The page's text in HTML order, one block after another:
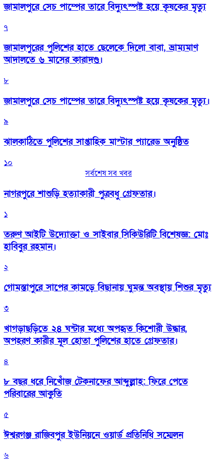
জামালপুরে সেচ পাম্পের তারে বিদ্যুৎস্পষ্ট হয়ে কৃষকের মৃত্যু
৭
জামালপুরের পুলিশের হাতে ছেলেকে দিলো বাবা, ভ্রাম্যমাণ
আদালতে ৬ মাসের কারাদণ্ড।
৮
জামালপুরে সেচ পাম্পের তারে বিদ্যুৎস্পষ্ট হয়ে কৃষকের মৃত্যু।
৯
‎ঝালকাঠিতে পুলিশের সাপ্তাহিক মাস্টার প্যারেড অনুষ্ঠিত
১০
সর্বশেষ সব খবর
নাগরপুরে শাশুড়ি হত্যাকারী পুত্রবধু গ্রেফতার।
১
তরুণ আইটি উদ্যোক্তা ও সাইবার সিকিউরিটি বিশেষজ্ঞ: মোঃ
হাবিবুর রহমান।
২
গোমস্তাপুরে সাপের কামড়ে বিছানায় ঘুমন্ত অবস্থায় শিশুর মৃত্যু
৩
খাগড়াছড়িতে ২৪ ঘন্টার মধ্যে অপহৃত কিশোরী উদ্ধার,
অপহরণ কারীর মূল হোতা পুলিশের হাতে গ্রেফতার।
৪
৮ বছর ধরে নিখোঁজ টেকনাফের আব্দুল্লাহ: ফিরে পেতে
পরিবারের আকুতি
৫
ঈশ্বরগঞ্জ রাজিবপুর ইউনিয়নে ওয়ার্ড প্রতিনিধি সম্মেলন
৬